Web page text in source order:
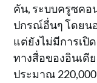
คัน, ระบบครูซคอ
ปกรณ์อื่นๆ โดยน
แต่ยังไม่มีการเปิ
ทางสื่อของอินเดี
ประมาณ